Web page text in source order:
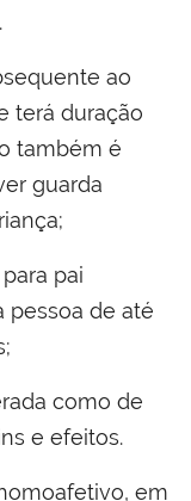
ao
terá duração
também é
guarda
pai
pessoa de até
como de
e efeitos.
em